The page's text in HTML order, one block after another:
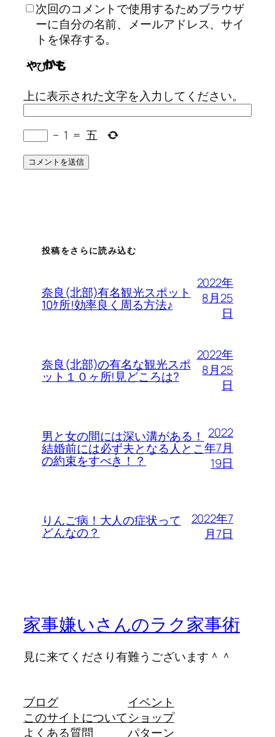
次回のコメントで使用するためブラウザ
ーに自分の名前、メールアドレス、サイ
トを保存する。
上に表示された文字を入力してください。
− 1 = 五
投稿をさらに読み込む
奈良(北部)有名観光スポット
10ｹ所!効率良く周る方法♪
2022年
8月25
日
奈良(北部)の有名な観光スポ
ット１０ヶ所!見どころは?
2022年
8月25
日
男と女の間には深い溝がある！
結婚前には必ず夫となる人とこ
の約束をすべき！？
2022
年7月
19日
りんご病！大人の症状って
どんなの？
2022年7
月7日
家事嫌いさんのラク家事術
見に来てくださり有難うございます＾＾
ブログ
このサイトについて
よくある質問
イベント
ショップ
パターン